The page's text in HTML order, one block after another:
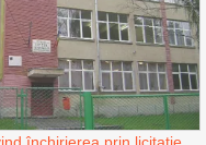
închirierea prin licitaţie